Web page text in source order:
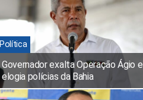
Política
Governador exalta Operação Ágio e
elogia polícias da Bahia